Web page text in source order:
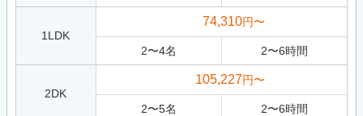
1LDK
74,310円〜
2〜4名 2〜6時間
2DK
105,227円〜
2〜5名 2〜6時間